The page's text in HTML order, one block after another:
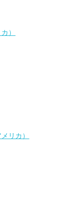
）
リカ）